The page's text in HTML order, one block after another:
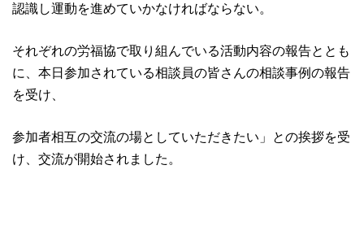
認識し運動を進めていかなければならない。
それぞれの労福協で取り組んでいる活動内容の報告ととも
に、本日参加されている相談員の皆さんの相談事例の報告
を受け、
参加者相互の交流の場としていただきたい」との挨拶を受
け、交流が開始されました。